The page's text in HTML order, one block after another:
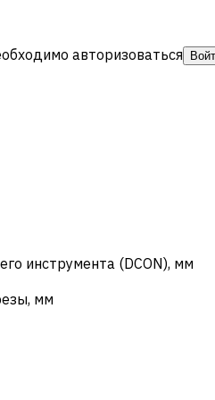
авторизоваться
инструмента (DCON), мм
мм